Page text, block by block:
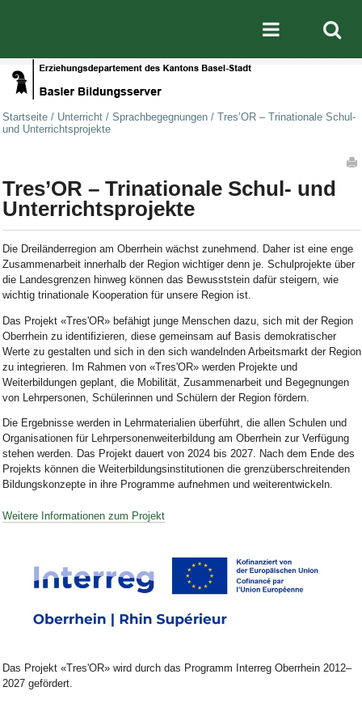
Mobile
Startseite / Unterricht / Sprachbegegnungen / Tres’OR – Trinationale Schul-
und Unterrichtsprojekte
Tres’OR – Trinationale Schul- und
Unterrichtsprojekte
Die Dreiländerregion am Oberrhein wächst zunehmend. Daher ist eine enge
Zusammenarbeit innerhalb der Region wichtiger denn je. Schulprojekte über
die Landesgrenzen hinweg können das Bewusststein dafür steigern, wie
wichtig trinationale Kooperation für unsere Region ist.
Das Projekt «Tres'OR» befähigt junge Menschen dazu, sich mit der Region
Oberrhein zu identifizieren, diese gemeinsam auf Basis demokratischer
Werte zu gestalten und sich in den sich wandelnden Arbeitsmarkt der Region
zu integrieren. Im Rahmen von «Tres'OR» werden Projekte und
Weiterbildungen geplant, die Mobilität, Zusammenarbeit und Begegnungen
von Lehrpersonen, Schülerinnen und Schülern der Region fördern.
Die Ergebnisse werden in Lehrmaterialien überführt, die allen Schulen und
Organisationen für Lehrpersonenweiterbildung am Oberrhein zur Verfügung
stehen werden. Das Projekt dauert von 2024 bis 2027. Nach dem Ende des
Projekts können die Weiterbildungsinstitutionen die grenzüberschreitenden
Bildungskonzepte in ihre Programme aufnehmen und weiterentwickeln.
Weitere Informationen zum Projekt
Das Projekt «Tres'OR» wird durch das Programm Interreg Oberrhein 2012–
2027 gefördert.